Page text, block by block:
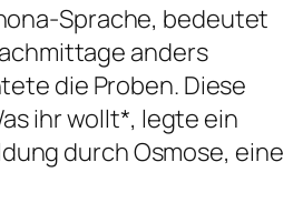
Sprache, bedeutet
anders
die Proben. Diese
ihr wollt*, legte ein
durch Osmose, eine